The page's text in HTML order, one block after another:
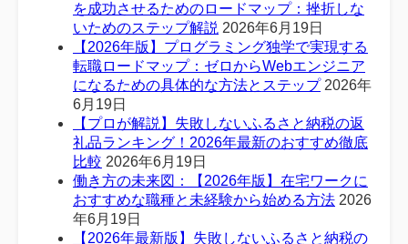
を成功させるためのロードマップ：挫折しな
いためのステップ解説 2026年6月19日
【2026年版】プログラミング独学で実現する
転職ロードマップ：ゼロからWebエンジニア
になるための具体的な方法とステップ 2026年
6月19日
【プロが解説】失敗しないふるさと納税の返
礼品ランキング！2026年最新のおすすめ徹底
比較 2026年6月19日
働き方の未来図：【2026年版】在宅ワークに
おすすめな職種と未経験から始める方法 2026
年6月19日
【2026年最新版】失敗しないふるさと納税の